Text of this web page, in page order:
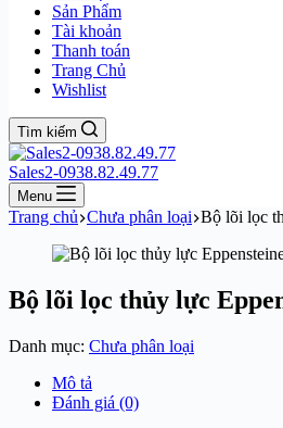
Sản Phẩm
Tài khoản
Thanh toán
Trang Chủ
Wishlist
Tìm kiếm
Sales2-0938.82.49.77
Menu
Trang chủ Chưa phân loại Bộ lõi lọc
Bộ lõi lọc thủy lực
Danh mục: Chưa phân loại
Mô tả
Đánh giá (0)